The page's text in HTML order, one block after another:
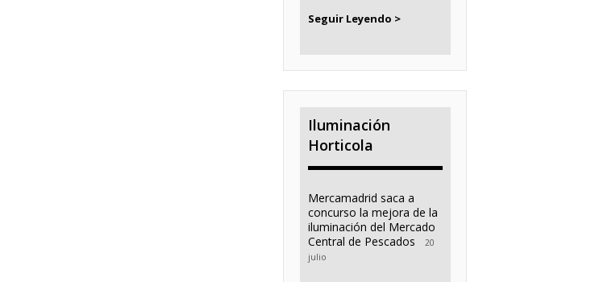
Seguir Leyendo >
Iluminación
Horticola
Mercamadrid saca a
concurso la mejora de la
iluminación del Mercado
Central de Pescados
20
julio